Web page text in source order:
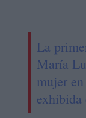
La
María
mujer